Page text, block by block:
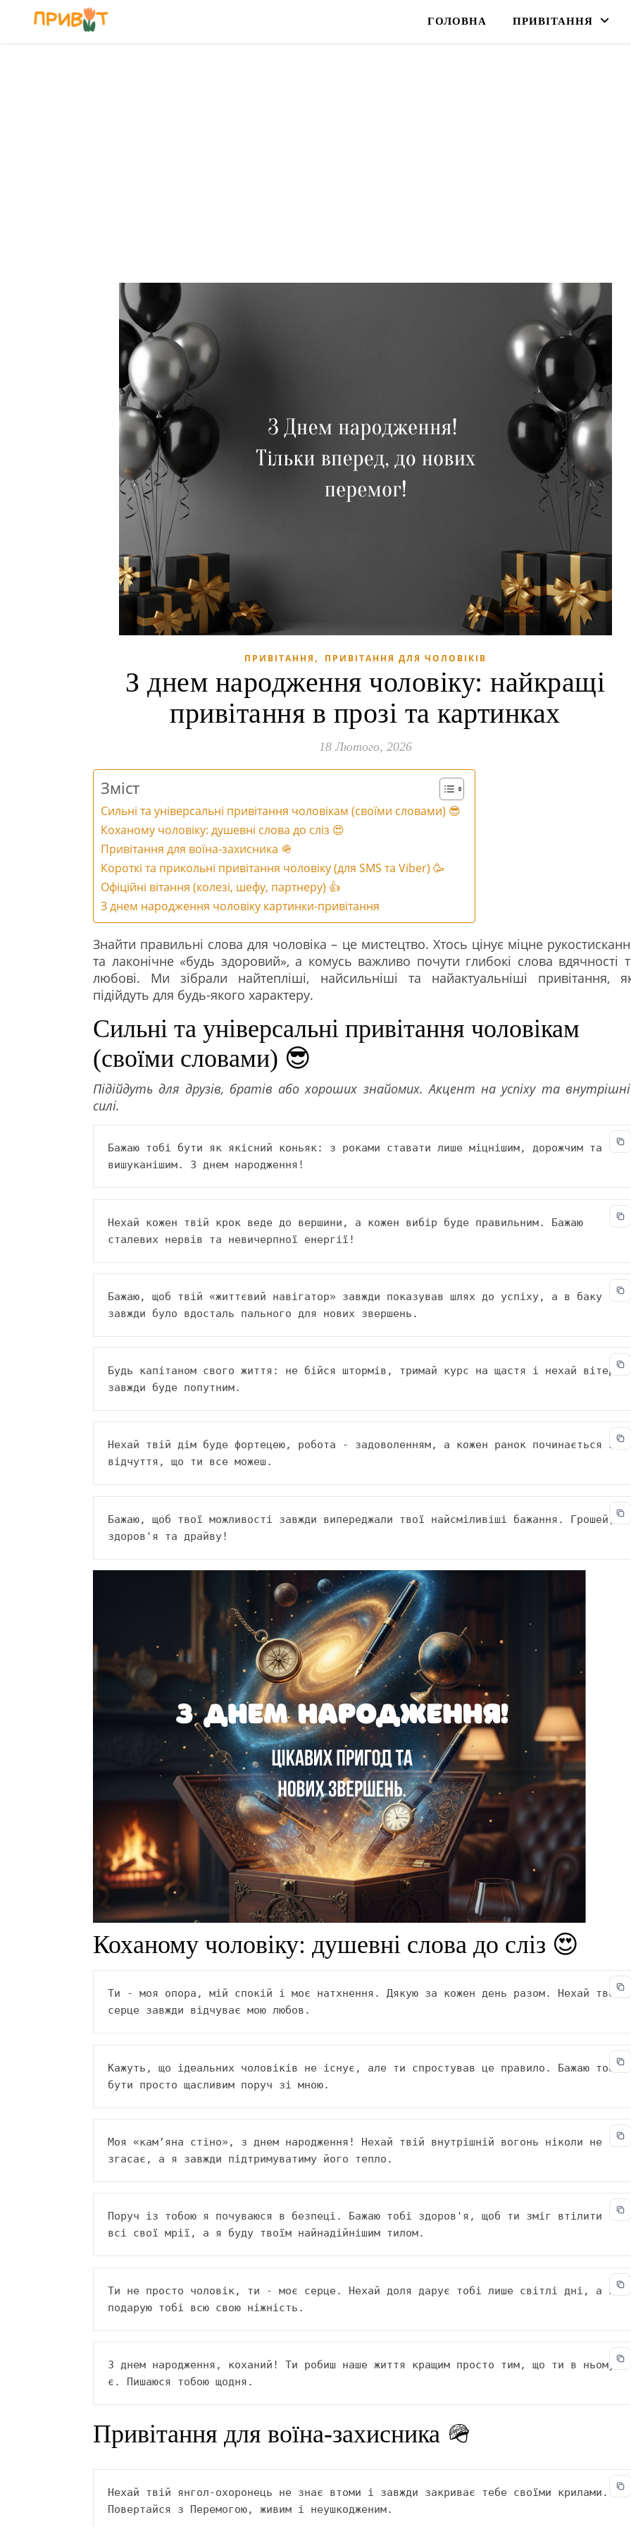
ГОЛОВНА ПРИВІТАННЯ
ПРИВІТАННЯ , ПРИВІТАННЯ ДЛЯ ЧОЛОВІКІВ
З днем народження чоловіку: найкращі
привітання в прозі та картинках
18 Лютого, 2026
Зміст
Сильні та універсальні привітання чоловікам (своїми словами) 😎
Коханому чоловіку: душевні слова до сліз 😍
Привітання для воїна-захисника 🪖
Короткі та прикольні привітання чоловіку (для SMS та Viber) 🥳
Офіційні вітання (колезі, шефу, партнеру) 👍
З днем народження чоловіку картинки-привітання
Знайти правильні слова для чоловіка – це мистецтво. Хтось цінує міцне
та лаконічне «будь здоровий», а комусь важливо почути глибокі слова вдячності
любові. Ми зібрали найтепліші, найсильніші та найактуальніші привітання,
підійдуть для будь-якого характеру.
Сильні та універсальні привітання чоловікам
(своїми словами) 😎
Підійдуть для друзів, братів або хороших знайомих. Акцент на успіху та
силі.
Бажаю тобі бути як якісний коньяк: з роками ставати лише міцнішим, дорожчим та
вишуканішим. З днем народження!
Нехай кожен твій крок веде до вершини, а кожен вибір буде правильним. Бажаю
сталевих нервів та невичерпної енергії!
Бажаю, щоб твій «життєвий навігатор» завжди показував шлях до успіху, а в баку
завжди було вдосталь пального для нових звершень.
Будь капітаном свого життя: не бійся штормів, тримай курс на щастя і нехай вітер
завжди буде попутним.
Нехай твій дім буде фортецею, робота - задоволенням, а кожен ранок починається з
відчуття, що ти все можеш.
Бажаю, щоб твої можливості завжди випереджали твої найсміливіші бажання. Грошей,
здоров'я та драйву!
Коханому чоловіку: душевні слова до сліз 😍
Ти - моя опора, мій спокій і моє натхнення. Дякую за кожен день разом. Нехай твоє
серце завжди відчуває мою любов.
Кажуть, що ідеальних чоловіків не існує, але ти спростував це правило. Бажаю тобі
бути просто щасливим поруч зі мною.
Моя «кам’яна стіно», з днем народження! Нехай твій внутрішній вогонь ніколи не
згасає, а я завжди підтримуватиму його тепло.
Поруч із тобою я почуваюся в безпеці. Бажаю тобі здоров'я, щоб ти зміг втілити
всі свої мрії, а я буду твоїм найнадійнішим тилом.
Ти не просто чоловік, ти - моє серце. Нехай доля дарує тобі лише світлі дні, а я
подарую тобі всю свою ніжність.
З днем народження, коханий! Ти робиш наше життя кращим просто тим, що ти в ньому
є. Пишаюся тобою щодня.
Привітання для воїна-захисника 🪖
Нехай твій янгол-охоронець не знає втоми і завжди закриває тебе своїми крилами.
Повертайся з Перемогою, живим і неушкодженим.